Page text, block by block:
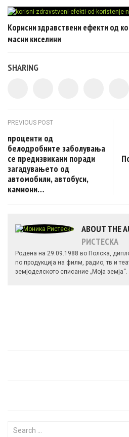
Корисни здравствени ефекти од
масни киселини
SHARING
Post navigation
PREVIOUS POST
проценти од
белодробните заболувања
се предизвикани поради
загадувањето од
автомобили, автобуси,
камиони…
ABOUT THE
РИСТЕСКА
Родена на 29.09.1988 во Полска,
по продукција на филм, радио, тв и
земјоделското списание „Моја земја“.
Search for: